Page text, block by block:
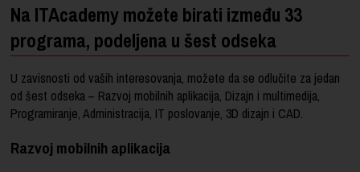
Na ITAcademy možete birati između 33
programa, podeljena u šest odseka
U zavisnosti od vaših interesovanja, možete da se odlučite za jedan
od šest odseka – Razvoj mobilnih aplikacija, Dizajn i multimedija,
Programiranje, Administracija, IT poslovanje, 3D dizajn i CAD.
Razvoj mobilnih aplikacija